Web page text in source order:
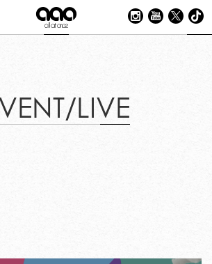
LIVE